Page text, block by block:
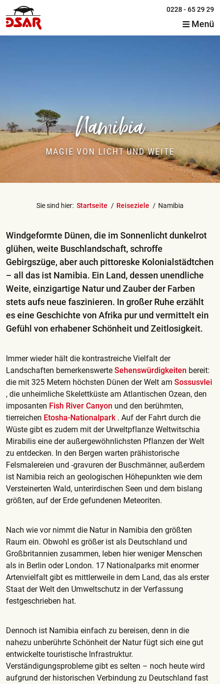
0228 - 65 29 29
Menü
Sie sind hier: Startseite Reiseziele Namibia
Namibia
MAGIE VON LICHT UND WEITE
Windgeformte Dünen, die im Sonnenlicht dunkelrot
glühen, weite Buschlandschaft, schroffe
Gebirgszüge, aber auch pittoreske Kolonialstädtchen
– all das ist Namibia. Ein Land, dessen unendliche
Weite, einzigartige Natur und Zauber der Farben
stets aufs neue faszinieren. In großer Ruhe erzählt
es eine Geschichte von Afrika pur und vermittelt ein
Gefühl von erhabener Schönheit und Zeitlosigkeit.
Immer wieder hält die kontrastreiche Vielfalt der
Landschaften bemerkenswerte Sehenswürdigkeiten bereit:
die mit 325 Metern höchsten Dünen der Welt am Sossusvlei
, die unheimliche Skelettküste am Atlantischen Ozean, den
imposanten Fish River Canyon und den berühmten,
tierreichen Etosha-Nationalpark . Auf der Fahrt durch die
Wüste gibt es zudem mit der Urweltpflanze Weltwitschia
Mirabilis eine der außergewöhnlichsten Pflanzen der Welt
zu entdecken. In den Bergen warten prähistorische
Felsmalereien und -gravuren der Buschmänner, außerdem
ist Namibia reich an geologischen Höhepunkten wie dem
Versteinerten Wald, unterirdischen Seen und dem bislang
größten, auf der Erde gefundenen Meteoriten.
Nach wie vor nimmt die Natur in Namibia den größten
Raum ein. Obwohl es größer ist als Deutschland und
Großbritannien zusammen, leben hier weniger Menschen
als in Berlin oder London. 17 Nationalparks mit enormer
Artenvielfalt gibt es mittlerweile in dem Land, das als erster
Staat der Welt den Umweltschutz in der Verfassung
festgeschrieben hat.
Dennoch ist Namibia einfach zu bereisen, denn in die
nahezu unberührte Schönheit der Natur fügt sich eine gut
entwickelte touristische Infrastruktur.
Verständigungsprobleme gibt es selten – noch heute wird
aufgrund der historischen Verbindung zu Deutschland fast